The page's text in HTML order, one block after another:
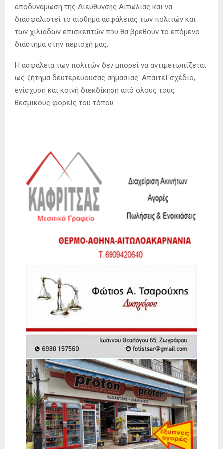
αποδυνάμωση της Διεύθυνσης Αιτωλίας και να
διασφαλιστεί το αίσθημα ασφάλειας των πολιτών και
των χιλιάδων επισκεπτών που θα βρεθούν το επόμενο
διάστημα στην περιοχή μας.
Η ασφάλεια των πολιτών δεν μπορεί να αντιμετωπίζεται
ως ζήτημα δευτερεύουσας σημασίας. Απαιτεί σχέδιο,
ενίσχυση και κοινή διεκδίκηση από όλους τους
θεσμικούς φορείς του τόπου.